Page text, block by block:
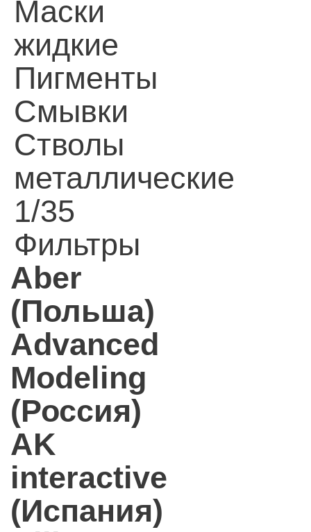
Маски
жидкие
Пигменты
Смывки
Стволы
металлические
1/35
Фильтры
Aber
(Польша)
Advanced
Modeling
(Россия)
AK
interactive
(Испания)